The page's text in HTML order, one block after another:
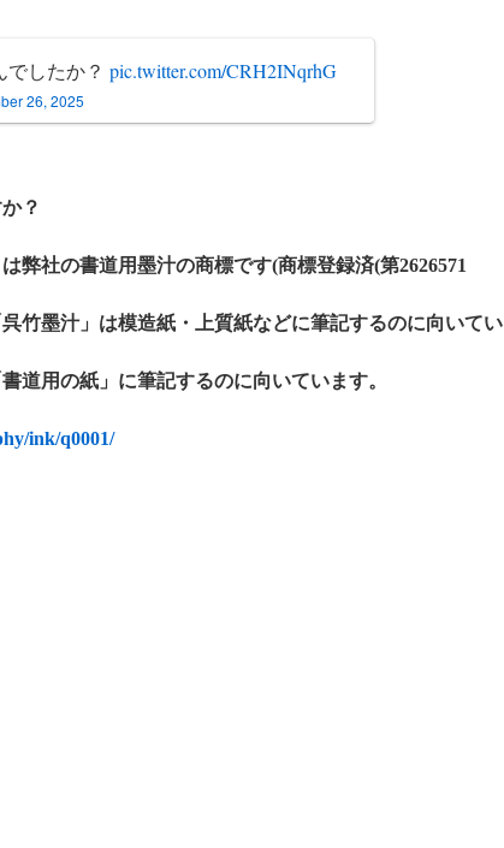
したか？ pic.twitter.com/CRH2INqrhG
26, 2025
？
弊社の書道用墨汁の商標です(商標登録済(第2626571
竹墨汁」は模造紙・上質紙などに筆記するのに向いてい
道用の紙」に筆記するのに向いています。
ink/q0001/